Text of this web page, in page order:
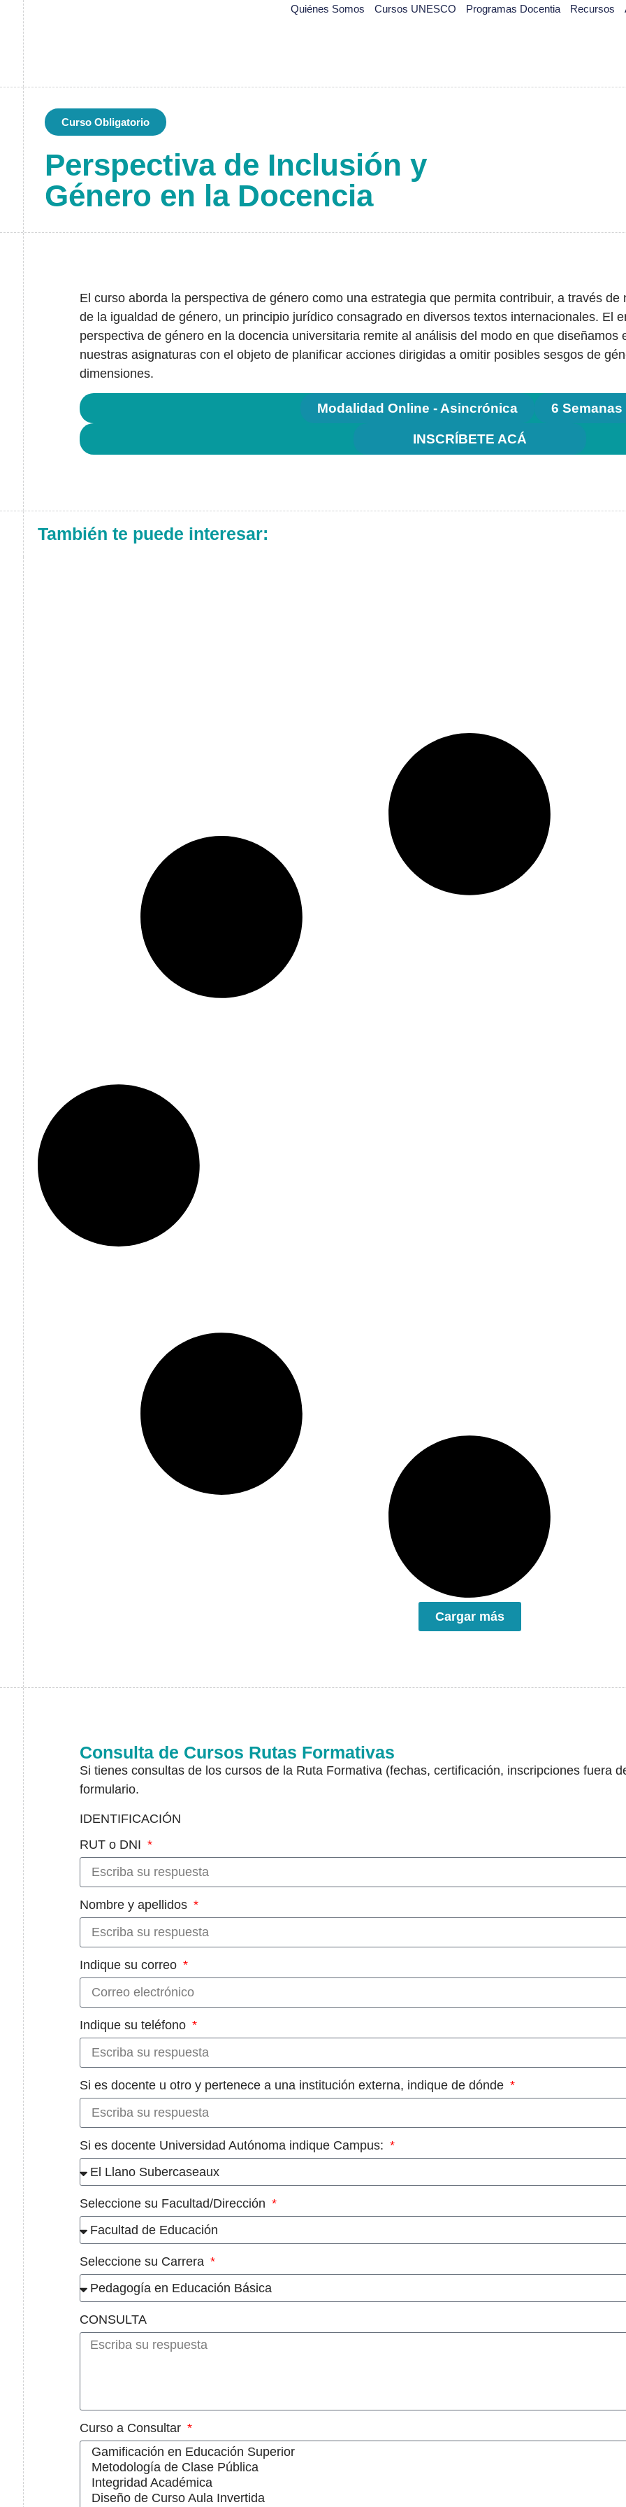
Quiénes Somos Cursos UNESCO Programas Docentia Recursos
Curso Obligatorio
Perspectiva de Inclusión y
Género en la Docencia
El curso aborda la perspectiva de género como una estrategia que permita contribuir, a través
de la igualdad de género, un principio jurídico consagrado en diversos textos internacionales. El
perspectiva de género en la docencia universitaria remite al análisis del modo en que
nuestras asignaturas con el objeto de planificar acciones dirigidas a omitir posibles sesgos de
dimensiones.
Modalidad Online - Asincrónica 6 Semanas
INSCRÍBETE ACÁ
También te puede interesar:
Cargar más
Consulta de Cursos Rutas Formativas
Si tienes consultas de los cursos de la Ruta Formativa (fechas, certificación, inscripciones fuera
formulario.
IDENTIFICACIÓN
RUT o DNI
Nombre y apellidos
Indique su correo
Indique su teléfono
Si es docente u otro y pertenece a una institución externa, indique de dónde
Si es docente Universidad Autónoma indique Campus:
Seleccione su Facultad/Dirección
Seleccione su Carrera
CONSULTA
Curso a Consultar